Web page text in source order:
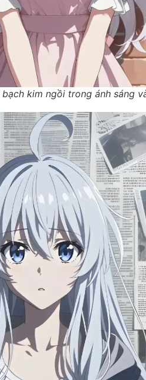
kim ngồi trong ánh sáng